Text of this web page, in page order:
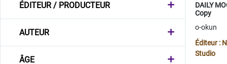
ÉDITEUR / PRODUCTEUR
AUTEUR
ÂGE
DAILY
Copy
o-okun
Éditeur :
Studio